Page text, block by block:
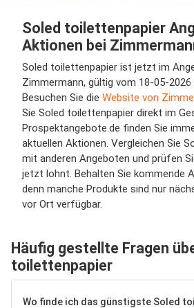
Soled toilettenpapier
Aktionen bei
Soled toilettenpapier ist jetzt im
Zimmermann, gültig vom 18-05-2026
Besuchen Sie die Website von
Sie Soled toilettenpapier direkt im
Prospektangebote.de finden Sie
aktuellen Aktionen. Vergleichen Sie
mit anderen Angeboten und prüfen
jetzt lohnt. Behalten Sie kommende
denn manche Produkte sind nur
vor Ort verfügbar.
Häufig gestellte Fragen
toilettenpapier
Wo finde ich das günstigste Soled